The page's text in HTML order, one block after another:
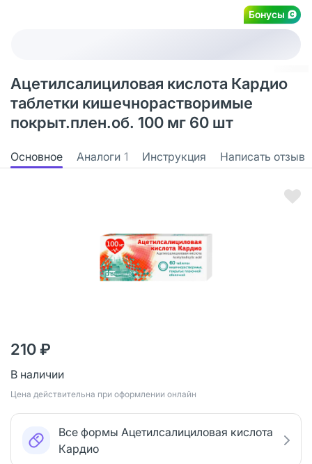
Бонусы
Ацетилсалициловая кислота Кардио
таблетки кишечнорастворимые
покрыт.плен.об. 100 мг 60 шт
Основное Аналоги 1 Инструкция Написать отзыв
210 ₽
В наличии
Цена действительна при оформлении онлайн
Все формы Ацетилсалициловая кислота
Кардио